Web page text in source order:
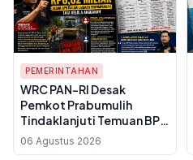
PEMERINTAHAN
WRC PAN-RI Desak
Pemkot Prabumulih
Tindaklanjuti Temuan BPK
soal Proyek Jalan Rp 6,62
Miliar di Dinas Perkim
06 Agustus 2026